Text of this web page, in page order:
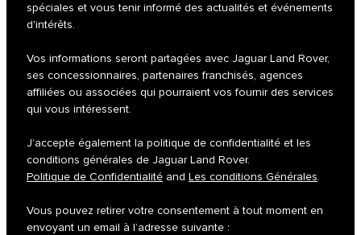
spéciales et vous tenir informé des actualités et événements
d'intérêts.
Vos informations seront partagées avec Jaguar Land Rover,
ses concessionnaires, partenaires franchisés, agences
affiliées ou associées qui pourraient vos fournir des services
qui vous intéressent.
J’accepte également la politique de confidentialité et les
conditions générales de Jaguar Land Rover.
Politique de Confidentialité and Les conditions Générales.
Vous pouvez retirer votre consentement à tout moment en
envoyant un email à l’adresse suivante :